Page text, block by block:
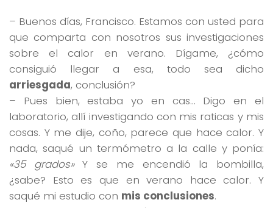
– Buenos días, Francisco. Estamos con usted para
que comparta con nosotros sus investigaciones
sobre el calor en verano. Dígame, ¿cómo
consiguió llegar a esa, todo sea dicho
arriesgada, conclusión?
– Pues bien, estaba yo en cas… Digo en el
laboratorio, allí investigando con mis raticas y mis
cosas. Y me dije, coño, parece que hace calor. Y
nada, saqué un termómetro a la calle y ponía:
«35 grados»Y se me encendió la bombilla,
¿sabe? Esto es que en verano hace calor. Y
saqué mi estudio con mis conclusiones.